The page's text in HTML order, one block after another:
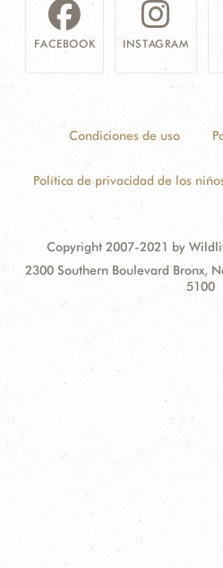
FACEBOOK INSTAGRAM
Condiciones de uso
Política de privacidad de los
Copyright 2007-2021 by
Contact
Address:
2300 Southern Boulevard Bronx,
5100